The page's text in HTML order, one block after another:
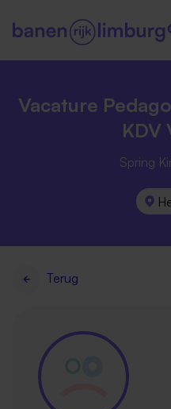
Vacature
KDV
Spring
Terug